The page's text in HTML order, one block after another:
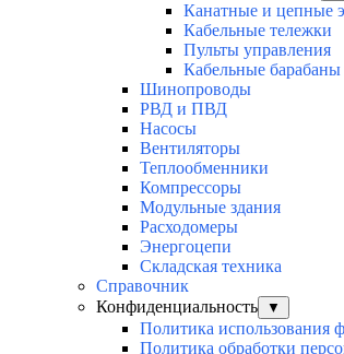
Канатные и цепные
Кабельные тележки
Пульты управления
Кабельные барабаны
Шинопроводы
РВД и ПВД
Насосы
Вентиляторы
Теплообменники
Компрессоры
Модульные здания
Расходомеры
Энергоцепи
Складская техника
Справочник
Конфиденциальность
▼
Политика использования
Политика обработки